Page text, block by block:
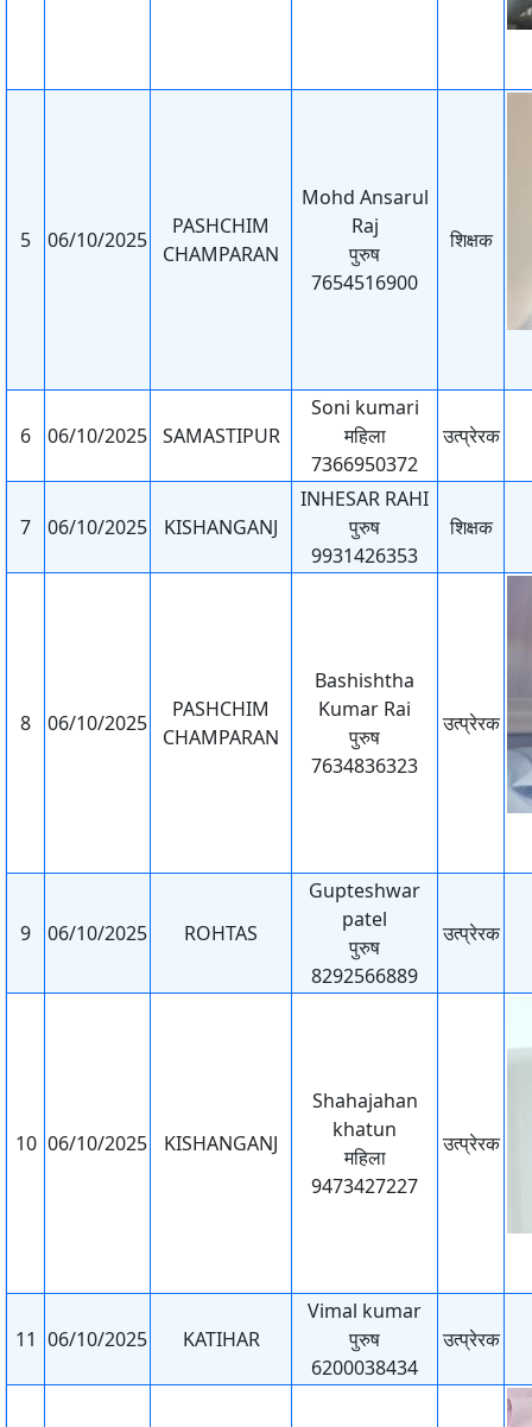
5 06/10/2025
PASHCHIM
CHAMPARAN
Mohd Ansarul
Raj
पुरुष
7654516900
शिक्षक
6 06/10/2025 SAMASTIPUR
Soni kumari
महिला
7366950372
उत्प्रेरक
7 06/10/2025 KISHANGANJ
INHESAR RAHI
पुरुष
9931426353
शिक्षक
8 06/10/2025
PASHCHIM
CHAMPARAN
Bashishtha
Kumar Rai
पुरुष
7634836323
उत्प्रेरक
9 06/10/2025 ROHTAS
Gupteshwar
patel
पुरुष
8292566889
उत्प्रेरक
10 06/10/2025 KISHANGANJ
Shahajahan
khatun
महिला
9473427227
उत्प्रेरक
11 06/10/2025 KATIHAR
Vimal kumar
पुरुष
6200038434
उत्प्रेरक